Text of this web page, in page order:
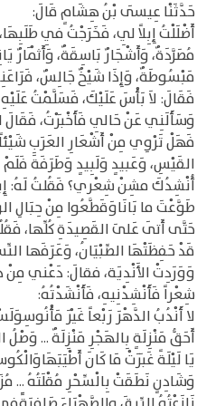
حَدَّثَنْا عِيسَى بْنُ هِشَامٍ قَالَ:
أَضْلَلْتُ إِبِلاً لِي، فَخَرَجْتُ فِي
مُصَرَّدَةٌ، وَأَشْجَارٌ بَاسِقَةٌ، وَأَثْمَارٌ
مَبْسُوطَةٌ، وَإِذَا شَيْخٌ جَالِسٌ،
فَقَالَ: لاَ بَأْسَ عَلَيْكَ، فَسَلَّمْتُ
وَسَأَلَنِي عَنْ حَالِي فَأَخْبَرْتُ،
فَهَلْ تَرْوِي مِنْ أَشْعَارِ العَرَبِ
القَيْسِ، وَعَبيدٍ وَلَبِيدٍ وَطَرَفَةَ
أُنْشِدُكَ مشِنْ شِعْري؟ فَقُلتُ لَهُ:
طَوَّعْتَ ما بَانَاوَقَطَّعُوا مِنْ حِبَالِ
حَتَّى أَتَى عَلىَ القَصِيدَةِ كُلِّها،
قَدْ حَفِظَتْهَا الصِّبْيَانُ، وَعَرَفَها
وَوَرَدِتْ الأَنْدِيَة، فقالَ: دَعْني
شِعْراً فَأَنْشِدْنِيهِ، فَأَنْشَدْتُهُ:
لا أَنْدُبُ الدَّهْرَ رَبْعاً غَيْرَ
أَحَقُّ مَنْزِلَةٍ بِالهَجْرِ مَنْزِلَةٌ ... وَصْلُ
يَا لَيْلَةً غَبَرَتْ مَا كَانَ
وَشَادِنٍ نَطَقَتْ بِالْسِّحْرِ مُقْلَتُهُ ...